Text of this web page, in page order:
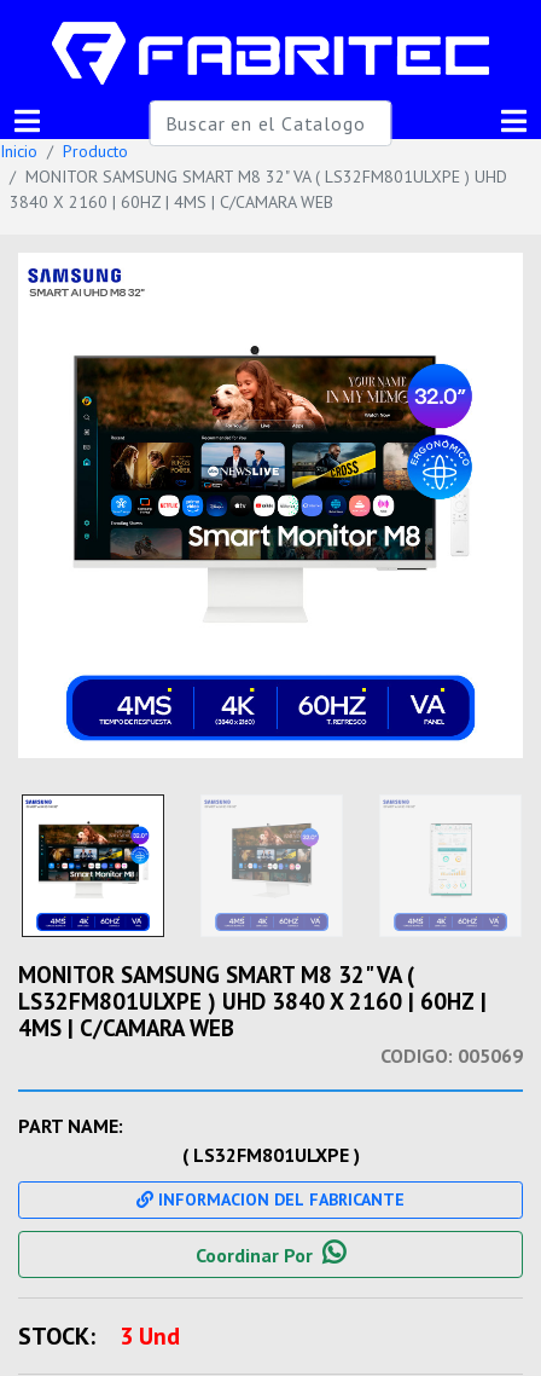
Inicio
Producto
MONITOR SAMSUNG SMART M8 32" VA ( LS32FM801ULXPE ) UHD
3840 X 2160 | 60HZ | 4MS | C/CAMARA WEB
MONITOR SAMSUNG SMART M8 32" VA (
LS32FM801ULXPE ) UHD 3840 X 2160 | 60HZ |
4MS | C/CAMARA WEB
CODIGO: 005069
PART NAME:
( LS32FM801ULXPE )
INFORMACION DEL FABRICANTE
Coordinar Por
STOCK: 3 Und